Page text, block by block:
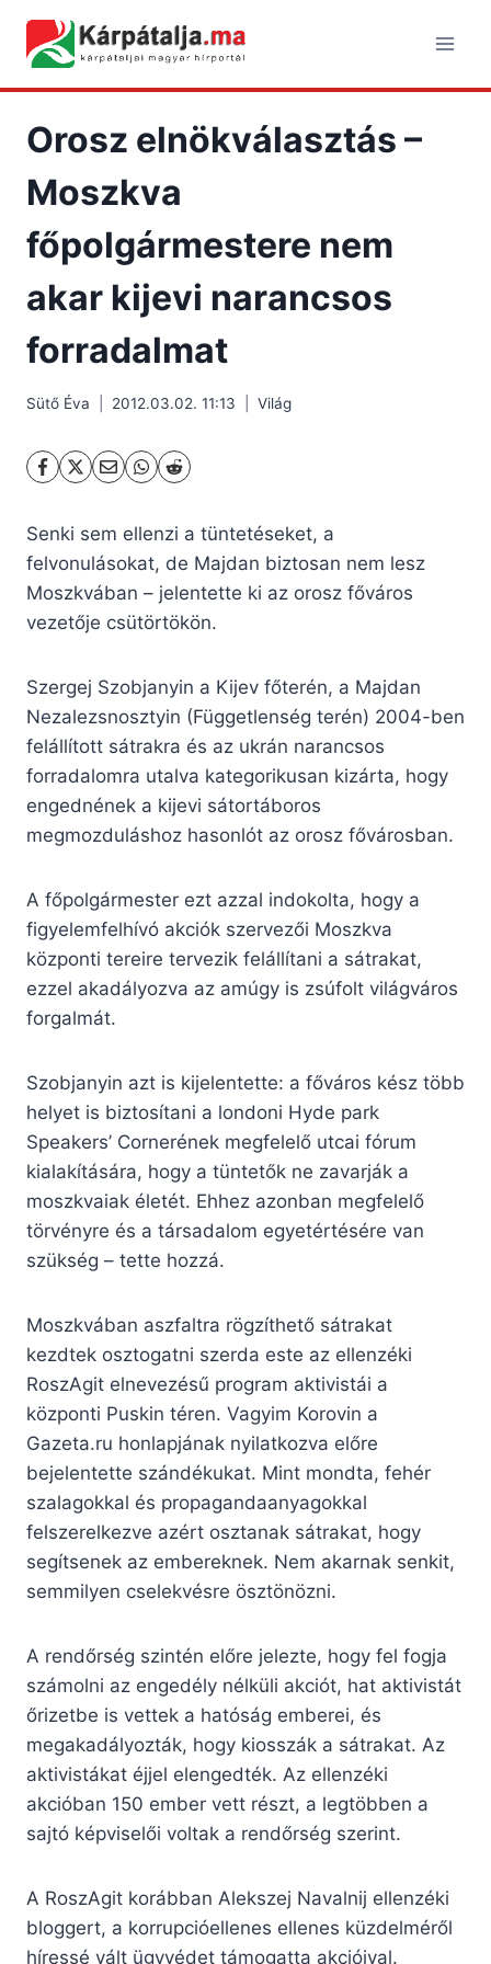
content
Orosz elnökválasztás –
Moszkva
főpolgármestere nem
akar kijevi narancsos
forradalmat
Sütő Éva 2012.03.02. 11:13 Világ
Senki sem ellenzi a tüntetéseket, a
felvonulásokat, de Majdan biztosan nem lesz
Moszkvában – jelentette ki az orosz főváros
vezetője csütörtökön.
Szergej Szobjanyin a Kijev főterén, a Majdan
Nezalezsnosztyin (Függetlenség terén) 2004-ben
felállított sátrakra és az ukrán narancsos
forradalomra utalva kategorikusan kizárta, hogy
engednének a kijevi sátortáboros
megmozduláshoz hasonlót az orosz fővárosban.
A főpolgármester ezt azzal indokolta, hogy a
figyelemfelhívó akciók szervezői Moszkva
központi tereire tervezik felállítani a sátrakat,
ezzel akadályozva az amúgy is zsúfolt világváros
forgalmát.
Szobjanyin azt is kijelentette: a főváros kész több
helyet is biztosítani a londoni Hyde park
Speakers’ Cornerének megfelelő utcai fórum
kialakítására, hogy a tüntetők ne zavarják a
moszkvaiak életét. Ehhez azonban megfelelő
törvényre és a társadalom egyetértésére van
szükség – tette hozzá.
Moszkvában aszfaltra rögzíthető sátrakat
kezdtek osztogatni szerda este az ellenzéki
RoszAgit elnevezésű program aktivistái a
központi Puskin téren. Vagyim Korovin a
Gazeta.ru honlapjának nyilatkozva előre
bejelentette szándékukat. Mint mondta, fehér
szalagokkal és propagandaanyagokkal
felszerelkezve azért osztanak sátrakat, hogy
segítsenek az embereknek. Nem akarnak senkit,
semmilyen cselekvésre ösztönözni.
A rendőrség szintén előre jelezte, hogy fel fogja
számolni az engedély nélküli akciót, hat aktivistát
őrizetbe is vettek a hatóság emberei, és
megakadályozták, hogy kiosszák a sátrakat. Az
aktivistákat éjjel elengedték. Az ellenzéki
akcióban 150 ember vett részt, a legtöbben a
sajtó képviselői voltak a rendőrség szerint.
A RoszAgit korábban Alekszej Navalnij ellenzéki
bloggert, a korrupcióellenes ellenes küzdelméről
híressé vált ügyvédet támogatta akcióival.